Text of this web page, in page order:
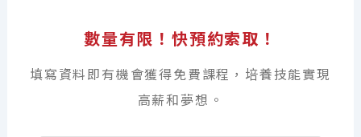
數量有限！快預約索取！
填寫資料即有機會獲得免費課程，培養技能實現
高薪和夢想。